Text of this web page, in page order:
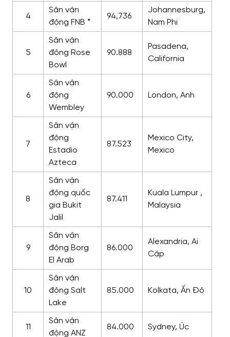
4
Sân vận
động FNB *
94,736
Johannesburg,
Nam Phi
5
Sân vận
động Rose
Bowl
90.888
Pasadena,
California
6
Sân vận
động
Wembley
90.000 London, Anh
7
Sân vận
động
Estadio
Azteca
87.523
Mexico City,
Mexico
8
Sân vận
động quốc
gia Bukit
Jalil
87.411
Kuala Lumpur ,
Malaysia
9
Sân vận
động Borg
El Arab
86.000
Alexandria, Ai
Cập
10
Sân vận
động Salt
Lake
85.000 Kolkata, Ấn Độ
11
Sân vận
động ANZ
84.000 Sydney, Úc